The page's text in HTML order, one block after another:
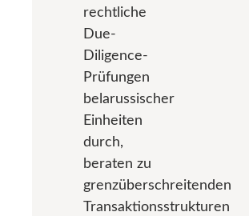
rechtliche
Due-
Diligence-
Prüfungen
belarussischer
Einheiten
durch,
beraten zu
grenzüberschreitenden
Transaktionsstrukturen